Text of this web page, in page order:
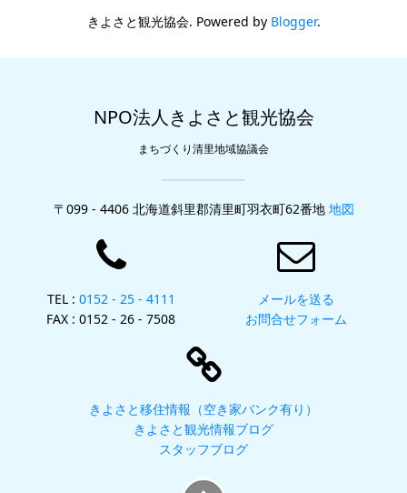
きよさと観光協会. Powered by Blogger.
NPO法人きよさと観光協会
まちづくり清里地域協議会
〒099 - 4406 北海道斜里郡清里町羽衣町62番地 地図
TEL : 0152 - 25 - 4111
FAX : 0152 - 26 - 7508
メールを送る
お問合せフォーム
きよさと移住情報（空き家バンク有り）
きよさと観光情報ブログ
スタッフブログ